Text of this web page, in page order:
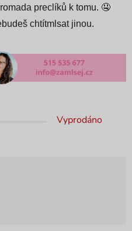
preclíků k tomu. 🤤
chtítmlsat jinou.
Vyprodáno